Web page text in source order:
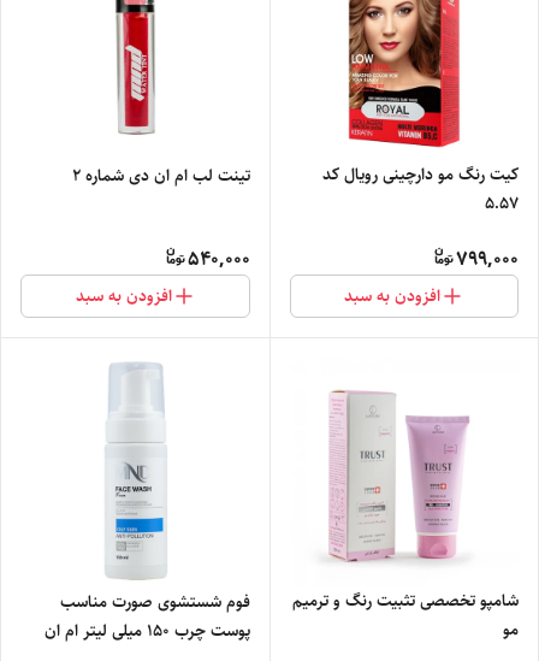
کیت رنگ مو دارچینی رویال کد
5.57
799,000
افزودن به سبد
تینت لب ام ان دی شماره 2
540,000
افزودن به سبد
شامپو تخصصی تثبیت رنگ و ترمیم
مو
فوم شستشوی صورت مناسب
پوست چرب 150 میلی لیتر ام ان